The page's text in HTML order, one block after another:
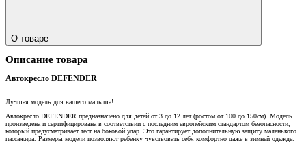
О товаре
Описание товара
Автокресло DEFENDER
Лучшая модель для вашего малыша!
Автокресло DEFENDER предназначено для детей от 3 до 12 лет (ростом от 100 до 150см). Модель
произведена и сертифицирована в соответствии с последним европейским стандартом безопасности,
который предусматривает тест на боковой удар. Это гарантирует дополнительную защиту маленького
пассажира. Размеры модели позволяют ребенку чувствовать себя комфортно даже в зимней одежде.